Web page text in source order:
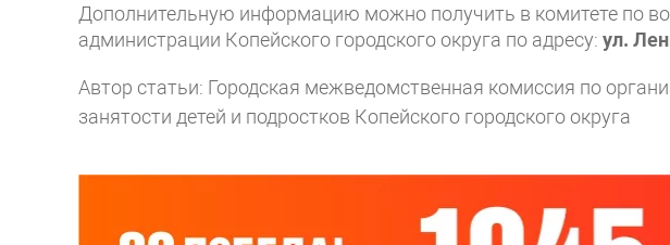
Дополнительную информацию можно получить в комитете по
администрации Копейского городского округа по адресу: ул.
Автор статьи: Городская межведомственная комиссия по
занятости детей и подростков Копейского городского округа